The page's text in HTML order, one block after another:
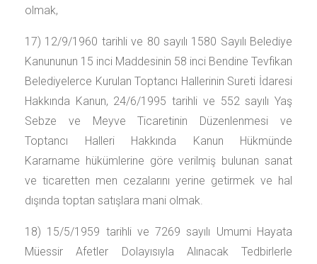
olmak,
17) 12/9/1960 tarihli ve 80 sayılı 1580 Sayılı Belediye
Kanununun 15 inci Maddesinin 58 inci Bendine Tevfikan
Belediyelerce Kurulan Toptancı Hallerinin Sureti İdaresi
Hakkında Kanun, 24/6/1995 tarihli ve 552 sayılı Yaş
Sebze ve Meyve Ticaretinin Düzenlenmesi ve
Toptancı Halleri Hakkında Kanun Hükmünde
Kararname hükümlerine göre verilmiş bulunan sanat
ve ticaretten men cezalarını yerine getirmek ve hal
dışında toptan satışlara mani olmak.
18) 15/5/1959 tarihli ve 7269 sayılı Umumi Hayata
Müessir Afetler Dolayısıyla Alınacak Tedbirlerle